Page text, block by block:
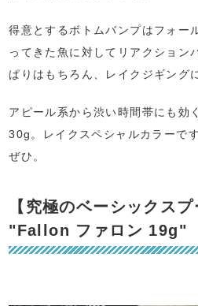
得意とするボトムバンプはフォー
ってきた魚に対してリアクション
ぱりはもちろん、レイクジギング
アピール系から渋い時間帯にも効
30g。レイクスペシャルカラーで
ぜひ。
【究極のベーシックス
"Fallon ファロン 19g"